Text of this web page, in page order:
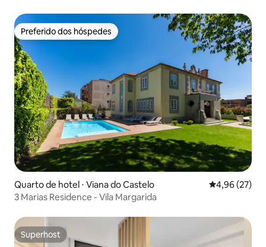
Preferido dos hóspedes
Preferido dos hóspedes
Quarto de hotel ⋅ Viana do Castelo 4,96 de uma
4,96 (27)
3 Marias Residence - Vila Margarida
Superhost
Superhost